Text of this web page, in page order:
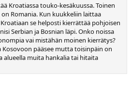
Kroatiassa touko-kesäkuussa. Toinen
Romania. Kun kuukkeliin laittaa
se helposti kierrättää pohjoisen
Serbian ja Bosnian läpi. Onko noissa
vai mistähän moinen kierrätys?
Kosovoon pääsee mutta toisinpäin on
alueella muita hankalia tai hitaita